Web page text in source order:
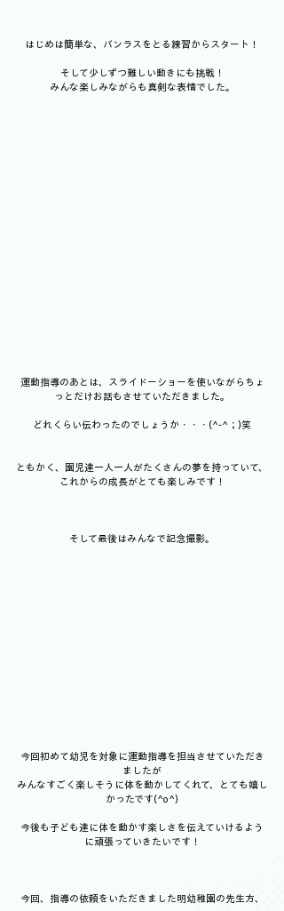
はじめは簡単な、バンラスをとる練習からスタート！
そして少しずつ難しい動きにも挑戦！
みんな楽しみながらも真剣な表情でした。
運動指導のあとは、スライドーショーを使いながらちょ
っとだけお話もさせていただきました。
どれくらい伝わったのでしょうか・・・(^-^；)笑
ともかく、園児達一人一人がたくさんの夢を持っていて、
これからの成長がとても楽しみです！
そして最後はみんなで記念撮影。
今回初めて幼児を対象に運動指導を担当させていただき
ましたが
みんなすごく楽しそうに体を動かしてくれて、とても嬉し
かったです(^o^)
今後も子ども達に体を動かす楽しさを伝えていけるよう
に頑張っていきたいです！
今回、指導の依頼をいただきました明幼稚園の先生方、